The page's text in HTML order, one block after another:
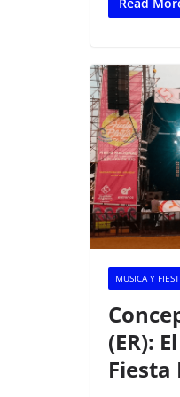
c
b
o
o
k
MUSICA Y
(ER):
Fiesta